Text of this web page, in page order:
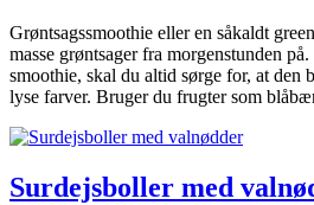
Grøntsagssmoothie eller en såkaldt
masse grøntsager fra morgenstunden
smoothie, skal du altid sørge for, at den
lyse farver. Bruger du frugter som
Surdejsboller med